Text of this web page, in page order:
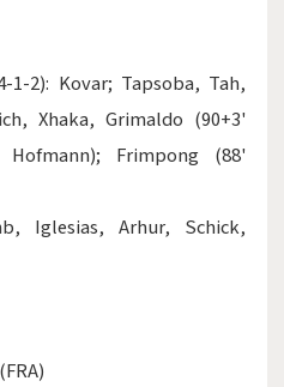
1-2): Kovar; Tapsoba, Tah,
Xhaka, Grimaldo (90+3'
Frimpong (88'
Iglesias, Arhur, Schick,